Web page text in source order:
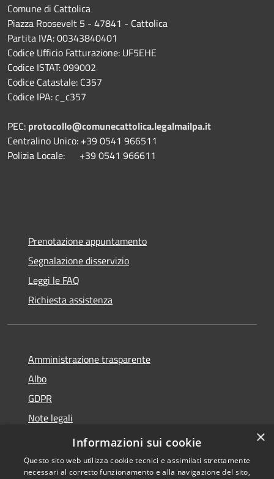
Comune di Cattolica
Piazza Roosevelt 5 - 47841 - Cattolica
Partita IVA: 00343840401
Codice Ufficio Fatturazione: UF5EHE
Codice ISTAT: 099002
Codice Catastale: C357
Codice IPA: c_c357
PEC: protocollo@comunecattolica.legalmailpa.it
Centralino Unico: +39 0541 966511
Polizia Locale: +39 0541 966611
Prenotazione appuntamento
Segnalazione disservizio
Leggi le FAQ
Richiesta assistenza
Amministrazione trasparente
Albo
GDPR
Note legali
Dichiarazione di accessibilità
×
Informazioni sui cookie
Questo sito web utilizza cookie tecnici e assimilati strettamente
necessari al corretto funzionamento e alla navigazione del sito,